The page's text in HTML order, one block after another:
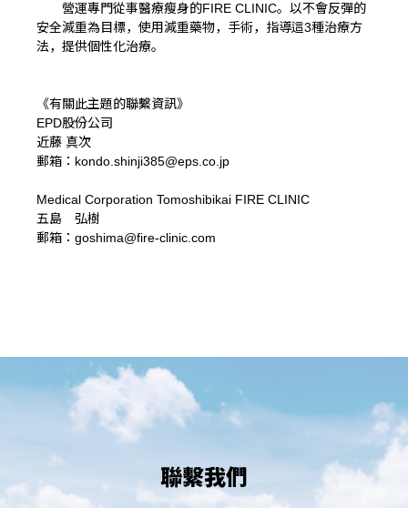
營運專門從事醫療瘦身的FIRE CLINIC。以不會反彈的
安全減重為目標，使用減重藥物，手術，指導這3種治療方
法，提供個性化治療。
《有關此主題的聯繫資訊》
EPD股份公司
近藤 真次
郵箱：kondo.shinji385@eps.co.jp
Medical Corporation Tomoshibikai FIRE CLINIC
五島 弘樹
郵箱：goshima@fire-clinic.com
聯繫我們